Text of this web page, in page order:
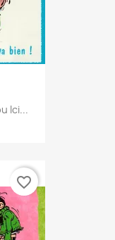
Ici...
favorite_border